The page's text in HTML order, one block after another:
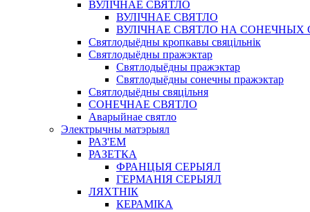
ВУЛІЧНАЕ СВЯТЛО
ВУЛІЧНАЕ СВЯТЛО
ВУЛІЧНАЕ СВЯТЛО НА СОНЕЧНЫХ
Святлодыёдны кропкавы свяцільнік
Святлодыёдны пражэктар
Святлодыёдны пражэктар
Святлодыёдны сонечны пражэктар
Святлодыёдны свяцільня
СОНЕЧНАЕ СВЯТЛО
Аварыйнае святло
Электрычны матэрыял
РАЗ'ЕМ
РАЗЕТКА
ФРАНЦЫЯ СЕРЫЯЛ
ГЕРМАНІЯ СЕРЫЯЛ
ЛЯХТНІК
КЕРАМІКА